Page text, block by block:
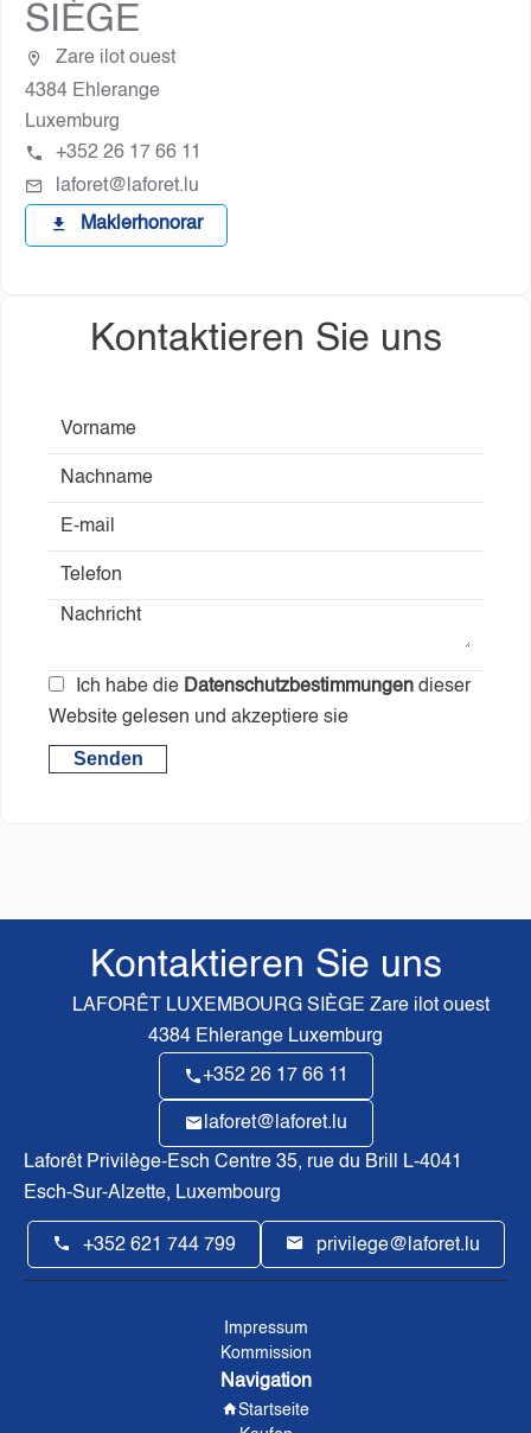
SIÈGE
Zare ilot ouest
4384 Ehlerange
Luxemburg
+352 26 17 66 11
laforet@laforet.lu
Maklerhonorar
Kontaktieren Sie uns
Ich habe die Datenschutzbestimmungen dieser
Website gelesen und akzeptiere sie
Senden
Kontaktieren Sie uns
LAFORÊT LUXEMBOURG SIÈGE Zare ilot ouest
4384 Ehlerange Luxemburg
+352 26 17 66 11
laforet@laforet.lu
Laforêt Privilège-Esch Centre 35, rue du Brill L-4041
Esch-Sur-Alzette, Luxembourg
+352 621 744 799 privilege@laforet.lu
Impressum
Kommission
Navigation
Startseite